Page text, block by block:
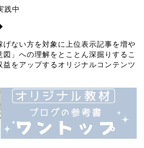
践中
げない方を対象に上位表示記事を増や
図」への理解をとことん深掘りするこ
益をアップするオリジナルコンテンツ